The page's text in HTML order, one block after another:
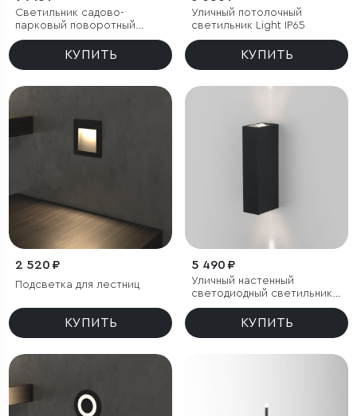
Светильник садово-
парковый поворотный
Landscape 15W черный
КУПИТЬ
Уличный потолочный
светильник Light IP65
КУПИТЬ
2 520 ₽
Подсветка для лестниц
КУПИТЬ
5 490 ₽
Уличный настенный
светодиодный светильник
Blaze LED IP65
КУПИТЬ